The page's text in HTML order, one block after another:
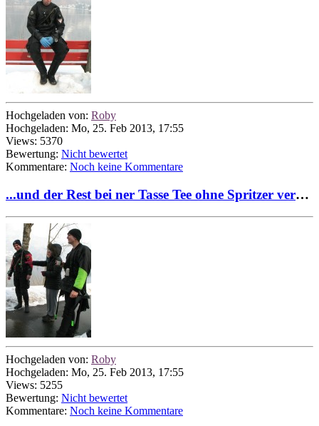
Hochgeladen von: Roby
Hochgeladen: Mo, 25. Feb 2013, 17:55
Views: 5370
Bewertung: Nicht bewertet
Kommentare: Noch keine Kommentare
...und der Rest bei ner Tasse Tee ohne Spritzer vergnügt resümiert...
Hochgeladen von: Roby
Hochgeladen: Mo, 25. Feb 2013, 17:55
Views: 5255
Bewertung: Nicht bewertet
Kommentare: Noch keine Kommentare